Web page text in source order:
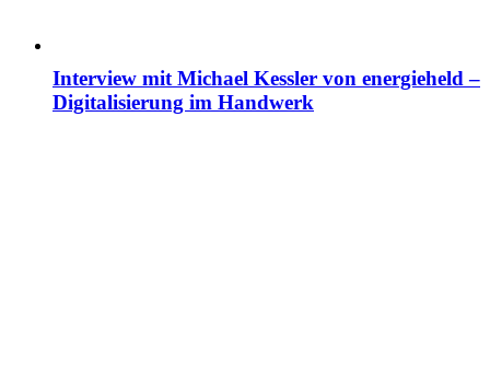
Interview mit Michael Kessler von energieheld –
Digitalisierung im Handwerk